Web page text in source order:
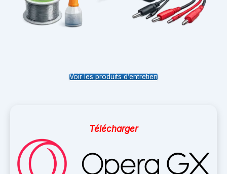
Voir les produits d’entretien
Télécharger